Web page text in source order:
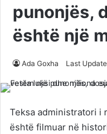
punonjës,
është një
Ada Goxha Last
Teksa administratori i
është filmuar në